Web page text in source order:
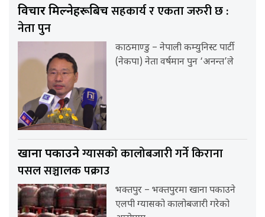
विचार मिल्नेहरूबिचसहकार्य र एकता जरुरी छ :
नेता पुन
काठमाण्डु – नेपाली कम्युनिस्ट पार्टी
(नेकपा) नेता वर्षमान पुन ‘अनन्त’ले
खाना पकाउनेग्यासको कालोबजारी गर्ने किराना
पसल सञ्चालक पक्राउ
भक्तपुर – भक्तपुरमा खाना पकाउने
एलपी ग्यासको कालोबजारी गरेको